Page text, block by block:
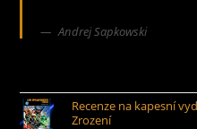
Andrej Sapkowski
Recenze na kapesní
Zrození